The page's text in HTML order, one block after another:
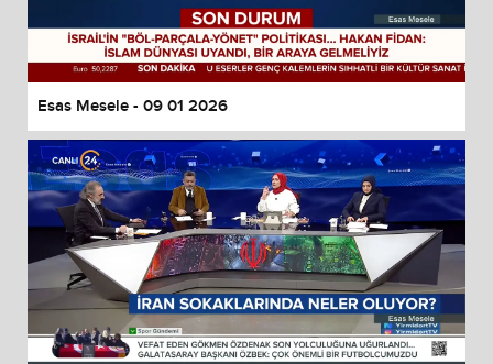
Esas Mesele - 09 01 2026